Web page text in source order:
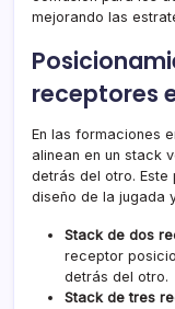
mejorando las
receptores
En las formaciones
alinean en un stack
detrás del otro. Este
diseño de la jugada
Stack de dos
receptor
detrás del otro.
Stack de tres